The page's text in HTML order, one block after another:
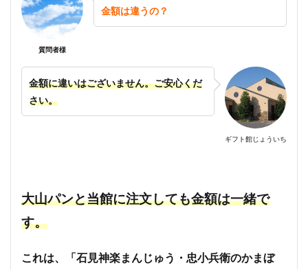
質問者様
金額は違うの？
ギフト館じょういち
金額に違いはございません。ご安心くだ
さい。
大山パンと当館に注文しても金額は一緒で
す。
これは、「石見神楽まんじゅう・忠小兵衛のかまぼ